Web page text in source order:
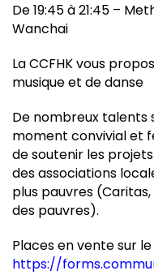
De 19:45 à 21:45 –
Wanchai
La CCFHK vous
musique et de danse
De nombreux talents
moment convivial et
de soutenir les
des associations
plus pauvres
des pauvres).
Places en vente sur le
https://